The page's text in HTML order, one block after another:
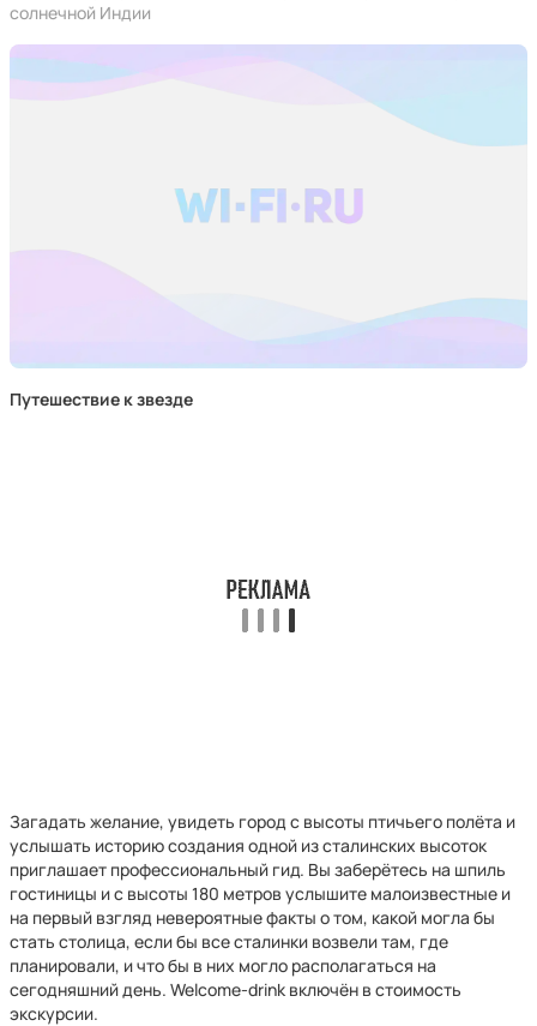
солнечной Индии
Путешествие к звезде
Загадать желание, увидеть город с высоты птичьего полёта и
услышать историю создания одной из сталинских высоток
приглашает профессиональный гид. Вы заберётесь на шпиль
гостиницы и с высоты 180 метров услышите малоизвестные и
на первый взгляд невероятные факты о том, какой могла бы
стать столица, если бы все сталинки возвели там, где
планировали, и что бы в них могло располагаться на
сегодняшний день. Welcome-drink включён в стоимость
экскурсии.